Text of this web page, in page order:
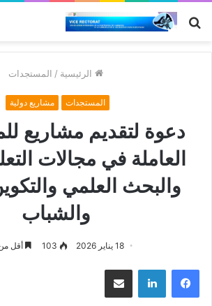
بحث
الرئيسية / المستجدات
المستجدات مشاريع دولية
دعوة لتقديم مشاريع
العاملة في مجالات
والبحث العلمي
والشباب
18 يناير 2026 103 أقل
فيسبوك لينكدإن مشاركة عبر البريد